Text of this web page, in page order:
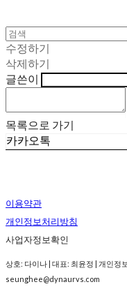
수정하기
삭제하기
글쓴이
목록으로 가기
카카오톡
이용약관
개인정보처리방침
사업자정보확인
상호: 다이나 | 대표: 최윤정 | 개인정
seunghee@dynaurvs.com